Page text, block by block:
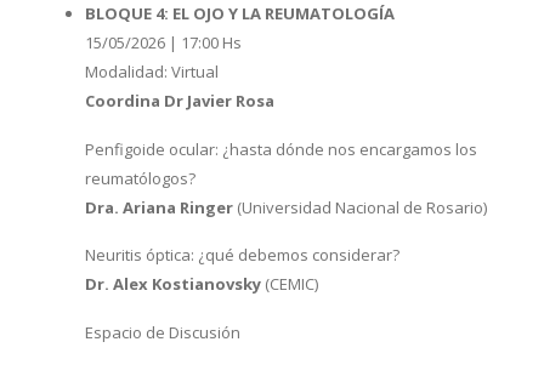
BLOQUE 4: EL OJO Y LA REUMATOLOGÍA
15/05/2026 | 17:00 Hs
Modalidad: Virtual
Coordina Dr Javier Rosa
Penfigoide ocular: ¿hasta dónde nos encargamos los
reumatólogos?
Dra. Ariana Ringer (Universidad Nacional de Rosario)
Neuritis óptica: ¿qué debemos considerar?
Dr. Alex Kostianovsky (CEMIC)
Espacio de Discusión